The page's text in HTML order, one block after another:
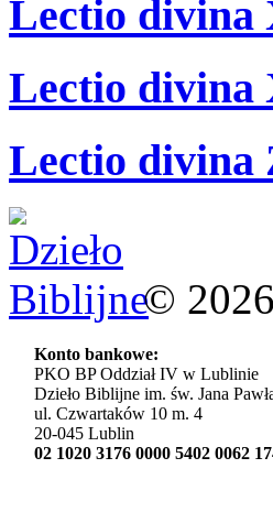
Lectio divina
Lectio divina
Lectio divina
© 2026
Konto bankowe:
PKO BP Oddział IV w Lublinie
Dzieło Biblijne im. św. Jana
ul. Czwartaków 10 m. 4
20-045 Lublin
02 1020 3176 0000 5402 0062